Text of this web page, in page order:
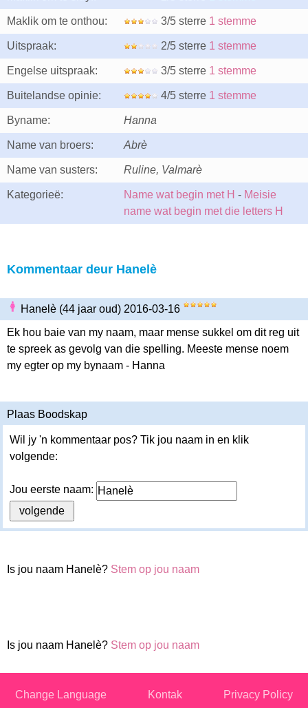
Maklik om te onthou: 3/5 sterre 1 stemme
Uitspraak: 2/5 sterre 1 stemme
Engelse uitspraak: 3/5 sterre 1 stemme
Buitelandse opinie: 4/5 sterre 1 stemme
Byname: Hanna
Name van broers: Abrè
Name van susters: Ruline, Valmarè
Kategorieë: Name wat begin met H - Meisie
name wat begin met die letters H
Kommentaar deur Hanelè
Hanelè (44 jaar oud) 2016-03-16
Ek hou baie van my naam, maar mense sukkel om dit reg uit
te spreek as gevolg van die spelling. Meeste mense noem
my egter op my bynaam - Hanna
Plaas Boodskap
Wil jy 'n kommentaar pos? Tik jou naam in en klik
volgende:
Jou eerste naam:
Is jou naam Hanelè? Stem op jou naam
Is jou naam Hanelè? Stem op jou naam
Change Language Kontak Privacy Policy